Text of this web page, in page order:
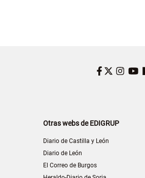
Facebook
Twitter
Otras webs de EDIGRUP
Diario de Castilla y León
Diario de León
El Correo de Burgos